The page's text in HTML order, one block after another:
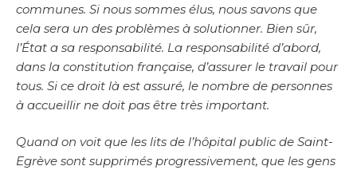
communes. Si nous sommes élus, nous savons que
cela sera un des problèmes à solutionner. Bien sûr,
l’État a sa responsabilité. La responsabilité d’abord,
dans la constitution française, d’assurer le travail pour
tous. Si ce droit là est assuré, le nombre de personnes
à accueillir ne doit pas être très important.
Quand on voit que les lits de l’hôpital public de Saint-
Egrève sont supprimés progressivement, que les gens